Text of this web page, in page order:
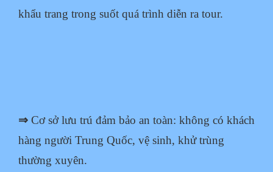
khẩu trang trong suốt quá trình diễn ra tour.
⇒ Cơ sở lưu trú đảm bảo an toàn: không có khách
hàng người Trung Quốc, vệ sinh, khử trùng
thường xuyên.